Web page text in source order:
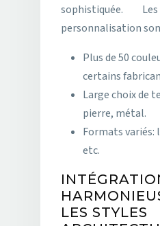
sophistiquée.
personnalisation
Plus de 50
certains
Large choix de
pierre, métal.
Formats variés:
etc.
LES STYLES